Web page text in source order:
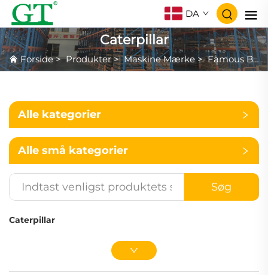
DA
Caterpillar
Forside>Produkter>Maskine Mærke>Famous Brand
Alle kategorier
Alle små kategorier
Søg
Caterpillar